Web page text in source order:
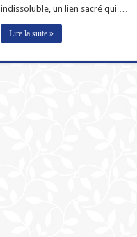
indissoluble, un lien sacré qui …
Lire la suite »